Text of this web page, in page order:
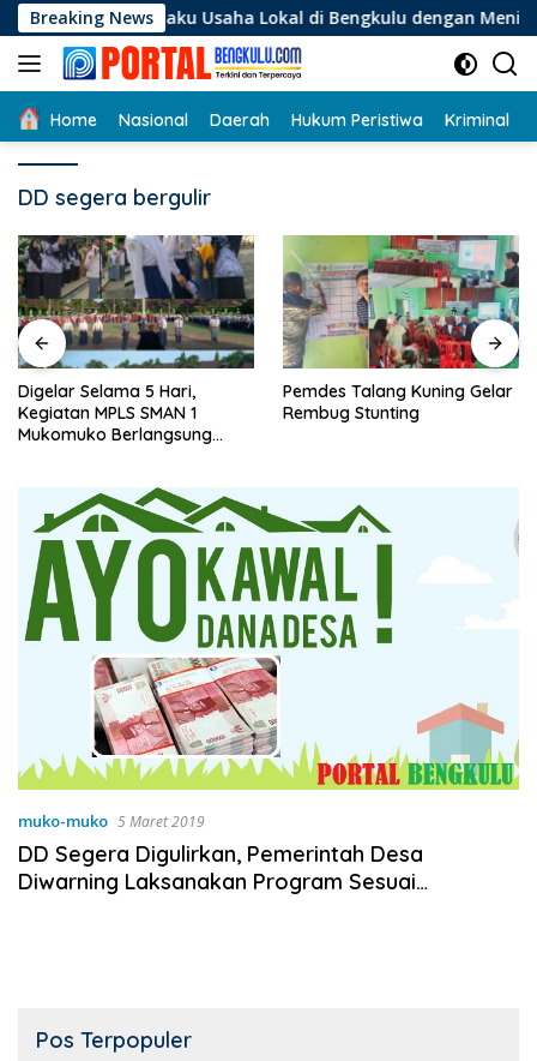
Langsung
ke
konten
Breaking News
Pelaku Usaha Lokal di Bengkulu dengan Meningkatkan
Home Nasional Daerah Hukum Peristiwa Kriminal
DD segera bergulir
Digelar Selama 5 Hari,
Kegiatan MPLS SMAN 1
Mukomuko Berlangsung
Pemdes Talang Kuning Gelar
Rembug Stunting
muko-muko 5 Maret 2019
DD Segera Digulirkan, Pemerintah Desa
Diwarning Laksanakan Program Sesuai
Pos Terpopuler